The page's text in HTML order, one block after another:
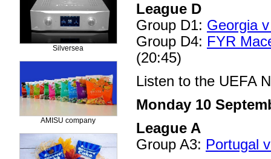
Silversea
AMISU company
League D
Group D1: Georgia
Group D4: FYR
(20:45)
Listen to the UEFA
Monday 10
League A
Group A3: Portugal